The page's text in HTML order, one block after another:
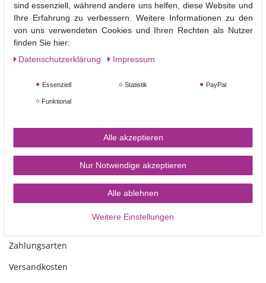
PME Rosenblattgrün
Ausstecherset mit
Auswerfer und Prägung -
Rose Leaf Plunger Cutter
– 3 teilig
In den Warenkorb
Zahlungsarten
Versandkosten
sind essenziell, während andere uns helfen, diese Website und
Ihre Erfahrung zu verbessern. Weitere Informationen zu den
von uns verwendeten Cookies und Ihren Rechten als Nutzer
finden Sie hier:
Daten­schutz­erklärung
Impressum
Essenziell Statistik PayPal
Funktional
Alle akzeptieren
Nur Notwendige akzeptieren
Alle ablehnen
Weitere Einstellungen